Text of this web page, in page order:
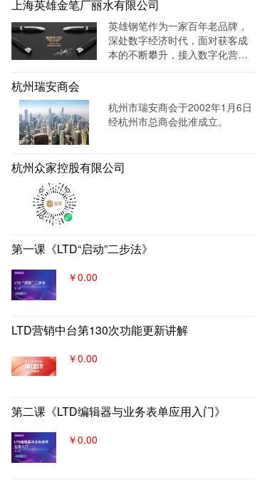
品特性的落地页，使投放数据最
终都归集与系统后台同意进行管
理跟进，线索转化率进一步提
成！
上海英雄金笔厂丽水有限公司
英雄钢笔作为一家百年老品牌，
深处数字经济时代，面对获客成
本的不断攀升，接入数字化营销
销，通过自媒体、广告平台、SE
M、EDM等讲生意表达或产品服
实现从引导到成交的营销、获
杭州瑞安商会
杭州市瑞安商会于2002年1月6日
经杭州市总商会批准成立。
杭州众家控股有限公司
第一课《LTD“启动”二步法》
￥0.00
LTD营销中台第130次功能更新讲解
￥0.00
第二课《LTD编辑器与业务表单应用入门》
￥0.00